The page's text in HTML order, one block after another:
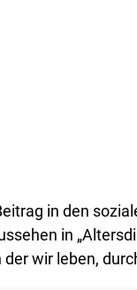
in den
in
wir leben,